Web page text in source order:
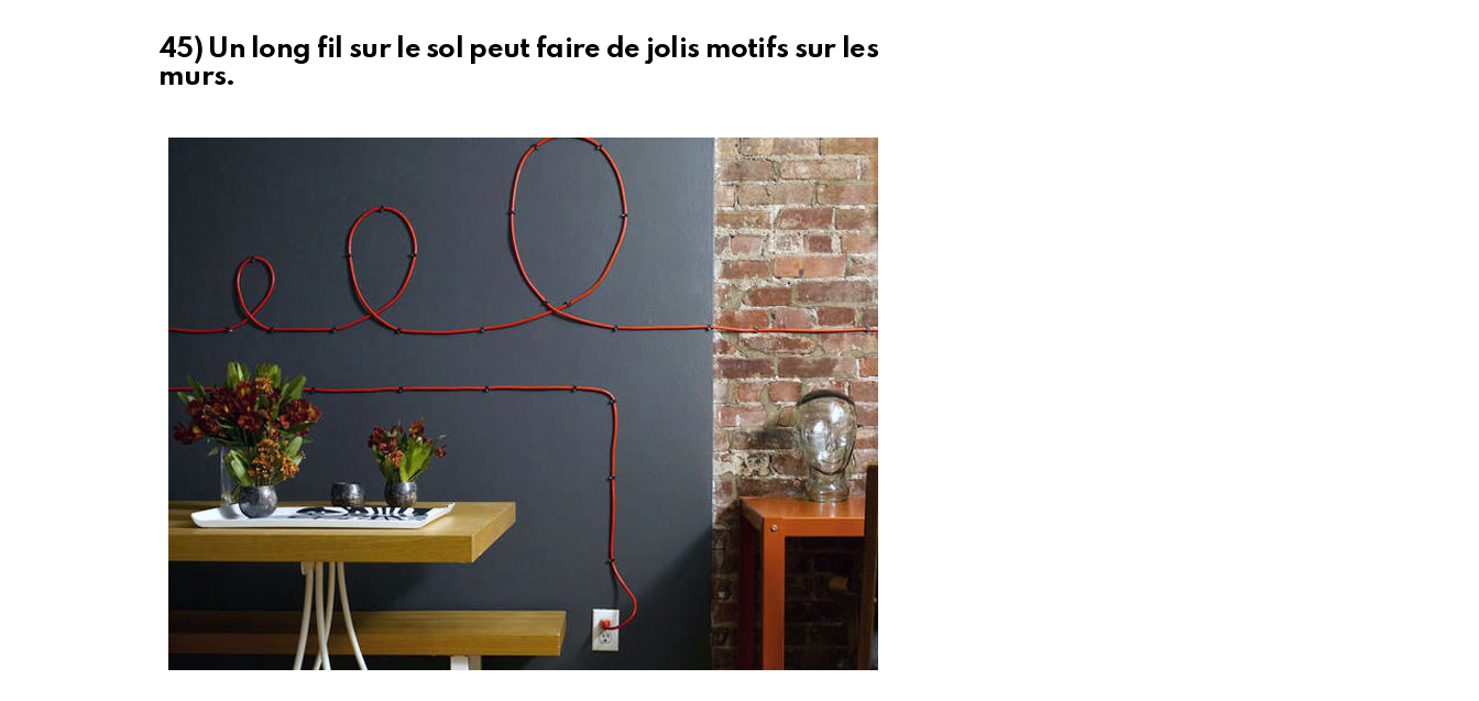
45) Un long fil sur le sol peut faire de jolis motifs sur les
murs.